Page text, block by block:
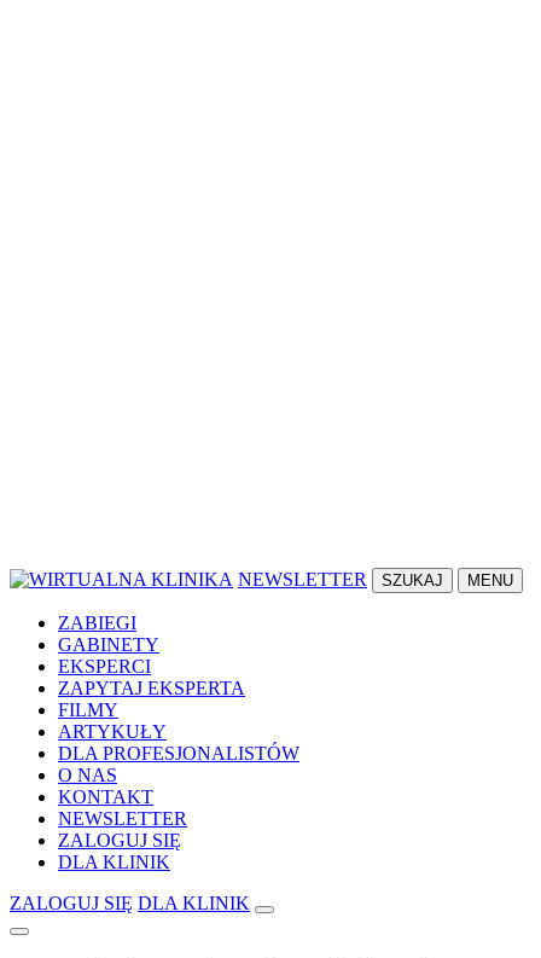
NEWSLETTER SZUKAJ MENU
ZABIEGI
GABINETY
EKSPERCI
ZAPYTAJ EKSPERTA
FILMY
ARTYKUŁY
DLA PROFESJONALISTÓW
O NAS
KONTAKT
NEWSLETTER
ZALOGUJ SIĘ
DLA KLINIK
ZALOGUJ SIĘ DLA KLINIK